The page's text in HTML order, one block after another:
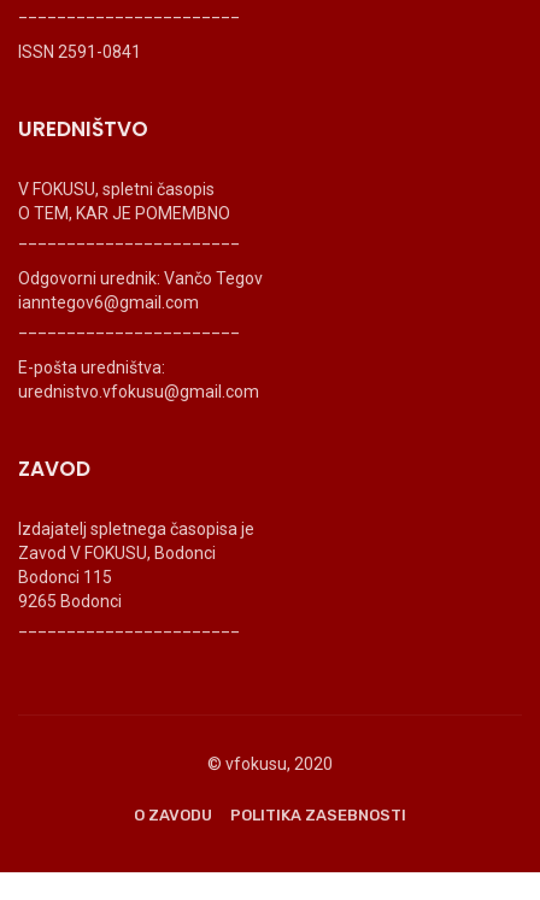
ISSN 2591-0841
UREDNIŠTVO
V FOKUSU, spletni časopis
O TEM, KAR JE POMEMBNO
Odgovorni urednik: Vančo Tegov
ianntegov6@gmail.com
E-pošta uredništva:
urednistvo.vfokusu@gmail.com
ZAVOD
Izdajatelj spletnega časopisa je
Zavod V FOKUSU, Bodonci
Bodonci 115
9265 Bodonci
© vfokusu, 2020
O ZAVODU POLITIKA ZASEBNOSTI